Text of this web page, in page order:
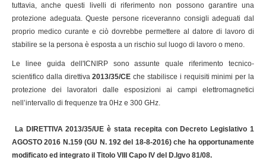
tuttavia, anche questi livelli di riferimento non possono garantire una
protezione adeguata. Queste persone riceveranno consigli adeguati dal
proprio medico curante e ciò dovrebbe permettere al datore di lavoro di
stabilire se la persona è esposta a un rischio sul luogo di lavoro o meno.
Le linee guida dell'ICNIRP sono assunte quale riferimento tecnico-
scientifico dalla direttiva2013/35/CE che stabilisce i requisiti minimi per la
protezione dei lavoratori dalle esposizioni ai campi elettromagnetici
nell’intervallo di frequenze tra 0Hz e 300 GHz.
La DIRETTIVA 2013/35/UE è stata recepita con Decreto Legislativo 1
AGOSTO 2016 N.159 (GU N. 192 del 18-8-2016) che ha opportunamente
modificato ed integrato il Titolo VIII Capo IV del D.lgvo 81/08.